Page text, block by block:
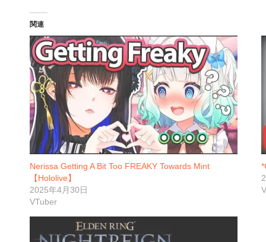
関連
Nerissa Getting A Bit Too FREAKY Towards Mint
【Hololive】
2025年4月30日
VTuber